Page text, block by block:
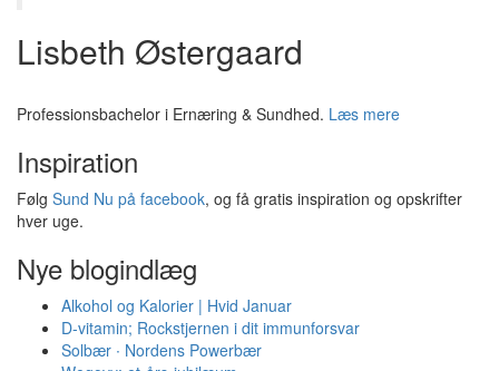
Lisbeth Østergaard
Professionsbachelor i Ernæring & Sundhed. Læs mere
Inspiration
Følg Sund Nu på facebook, og få gratis inspiration og opskrifter
hver uge.
Nye blogindlæg
Alkohol og Kalorier | Hvid Januar
D-vitamin; Rockstjernen i dit immunforsvar
Solbær ∙ Nordens Powerbær